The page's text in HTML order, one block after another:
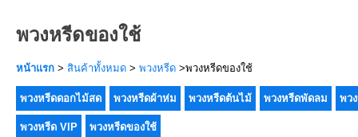
พวงหรีดของใช้
หน้าแรก > สินค้าทั้งหมด > พวงหรีด >พวงหรีดของใช้
พวงหรีดดอกไม้สด พวงหรีดผ้าห่ม พวงหรีดต้นไม้ พวงหรีดพัดลม พว
พวงหรีด VIP พวงหรีดของใช้